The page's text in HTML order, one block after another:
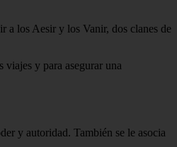
a los Aesir y los Vanir, dos clanes de
y para asegurar una
y autoridad. También se le asocia